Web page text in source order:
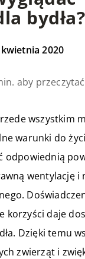
bydła?
2020
aby
wszystkim
warunki do
odpowiednią
wentylację i
korzyści daje
Dzięki temu
zwierząt i